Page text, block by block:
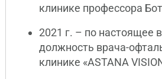
клинике профессора
2021 г. – по настоящее
должность врача-
клинике «ASTANA